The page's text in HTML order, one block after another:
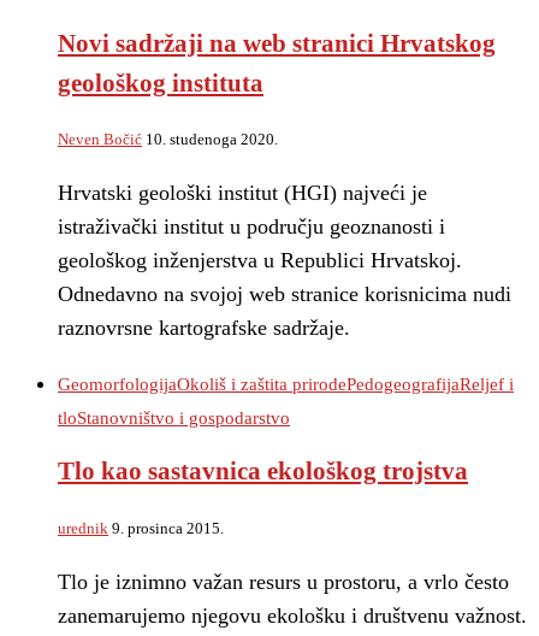
Novi sadržaji na web stranici Hrvatskog
geološkog instituta
Neven Bočić 10. studenoga 2020.
Hrvatski geološki institut (HGI) najveći je
istraživački institut u području geoznanosti i
geološkog inženjerstva u Republici Hrvatskoj.
Odnedavno na svojoj web stranice korisnicima nudi
raznovrsne kartografske sadržaje.
GeomorfologijaOkoliš i zaštita prirodePedogeografijaReljef i
tloStanovništvo i gospodarstvo
Tlo kao sastavnica ekološkog trojstva
urednik 9. prosinca 2015.
Tlo je iznimno važan resurs u prostoru, a vrlo često
zanemarujemo njegovu ekološku i društvenu važnost.